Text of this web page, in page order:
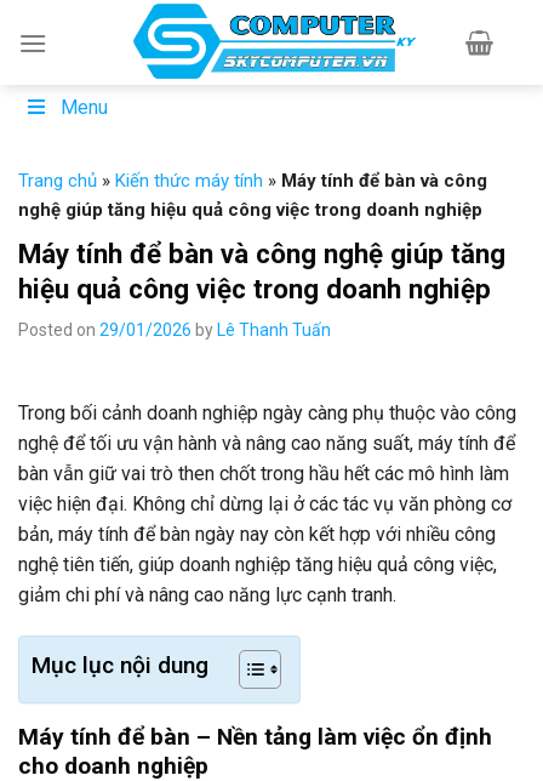
Menu
Trang chủ » Kiến thức máy tính » Máy tính để bàn và công
nghệ giúp tăng hiệu quả công việc trong doanh nghiệp
Máy tính để bàn và công nghệ giúp tăng
hiệu quả công việc trong doanh nghiệp
Posted on 29/01/2026 by Lê Thanh Tuấn
Trong bối cảnh doanh nghiệp ngày càng phụ thuộc vào công
nghệ để tối ưu vận hành và nâng cao năng suất, máy tính để
bàn vẫn giữ vai trò then chốt trong hầu hết các mô hình làm
việc hiện đại. Không chỉ dừng lại ở các tác vụ văn phòng cơ
bản, máy tính để bàn ngày nay còn kết hợp với nhiều công
nghệ tiên tiến, giúp doanh nghiệp tăng hiệu quả công việc,
giảm chi phí và nâng cao năng lực cạnh tranh.
Mục lục nội dung
Máy tính để bàn – Nền tảng làm việc ổn định
cho doanh nghiệp